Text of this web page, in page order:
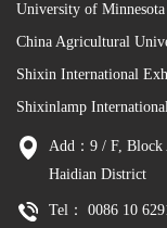
University of Minnesota
China Agricultural
Shixin International
Shixinlamp
Add：9 / F, Block
Haidian District
Tel： 0086 10